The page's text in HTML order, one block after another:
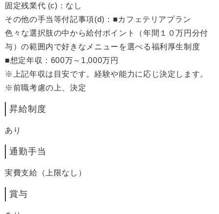
固定残業代 (c)：なし
その他の手当等付記事項(d)：■カフェテリアプラン
色々な選択肢の中から給付ポイント（年間１０万円分付
与）の範囲内で好きなメニューを選べる福利厚生制度
■想定年収：600万～1,000万円
※上記年収は目安です。経験や能力に応じ決定します。
※前職考慮の上、決定
昇給制度
あり
通勤手当
実費支給（上限なし）
賞与